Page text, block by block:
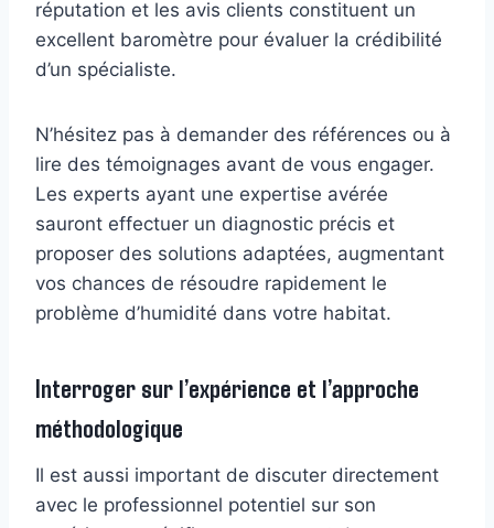
réputation et les avis clients constituent un
excellent baromètre pour évaluer la crédibilité
d’un spécialiste.
N’hésitez pas à demander des références ou à
lire des témoignages avant de vous engager.
Les experts ayant une expertise avérée
sauront effectuer un diagnostic précis et
proposer des solutions adaptées, augmentant
vos chances de résoudre rapidement le
problème d’humidité dans votre habitat.
Interroger sur l’expérience et l’approche
méthodologique
Il est aussi important de discuter directement
avec le professionnel potentiel sur son